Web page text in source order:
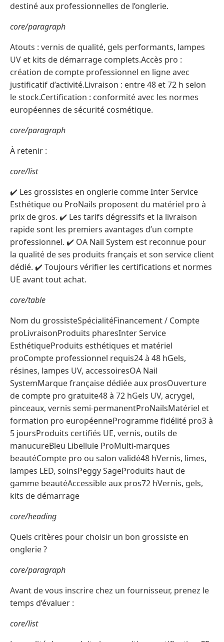
destiné aux professionnelles de l’onglerie.
core/paragraph
Atouts : vernis de qualité, gels performants, lampes
UV et kits de démarrage complets.Accès pro :
création de compte professionnel en ligne avec
justificatif d’activité.Livraison : entre 48 et 72 h selon
le stock.Certification : conformité avec les normes
européennes de sécurité cosmétique.
core/paragraph
À retenir :
core/list
✔️ Les grossistes en onglerie comme Inter Service
Esthétique ou ProNails proposent du matériel pro à
prix de gros. ✔️ Les tarifs dégressifs et la livraison
rapide sont les premiers avantages d’un compte
professionnel. ✔️ OA Nail System est reconnue pour
la qualité de ses produits français et son service client
dédié. ✔️ Toujours vérifier les certifications et normes
UE avant tout achat.
core/table
Nom du grossisteSpécialitéFinancement / Compte
proLivraisonProduits pharesInter Service
EsthétiqueProduits esthétiques et matériel
proCompte professionnel requis24 à 48 hGels,
résines, lampes UV, accessoiresOA Nail
SystemMarque française dédiée aux prosOuverture
de compte pro gratuite48 à 72 hGels UV, acrygel,
pinceaux, vernis semi-permanentProNailsMatériel et
formation pro européenneProgramme fidélité pro3 à
5 joursProduits certifiés UE, vernis, outils de
manucureBleu Libellule ProMulti-marques
beautéCompte pro ou salon validé48 hVernis, limes,
lampes LED, soinsPeggy SageProduits haut de
gamme beautéAccessible aux pros72 hVernis, gels,
kits de démarrage
core/heading
Quels critères pour choisir un bon grossiste en
onglerie ?
core/paragraph
Avant de vous inscrire chez un fournisseur, prenez le
temps d’évaluer :
core/list